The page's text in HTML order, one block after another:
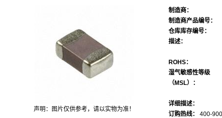
声明：图片仅供参考，请以实物为准！
制造商：
制造商产品编号：
仓库库存编号：
描述：
ROHS：
湿气敏感性等级
（MSL）：
详细描述：
订购热线：
400-